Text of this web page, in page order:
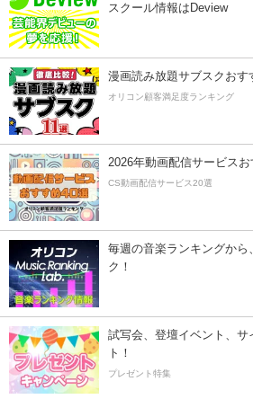
スクール情報はDeview
漫画読み放題サブスクおす
オリコン顧客満足度ランキング
2026年動画配信サービスお
CS動画配信サービス20選
毎週の音楽ランキングから
ク！
試写会、登壇イベント、
ト！
プレゼント特集